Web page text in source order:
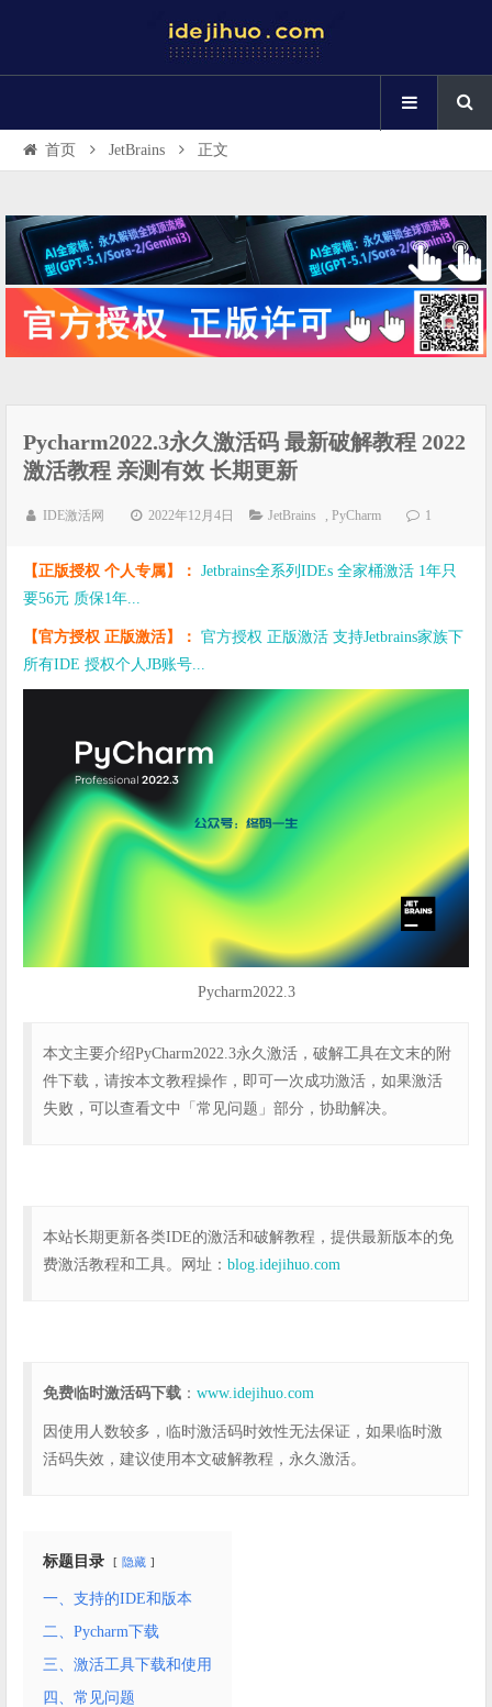
首页 JetBrains 正文
Pycharm2022.3永久激活码 最新破解教程 2022
激活教程 亲测有效 长期更新
IDE激活网 2022年12月4日 JetBrains ,PyCharm 1
【正版授权 个人专属】： Jetbrains全系列IDEs 全家桶激活 1年只
要56元 质保1年...
【官方授权 正版激活】： 官方授权 正版激活 支持Jetbrains家族下
所有IDE 授权个人JB账号...
Pycharm2022.3
本文主要介绍PyCharm2022.3永久激活，破解工具在文末的附
件下载，请按本文教程操作，即可一次成功激活，如果激活
失败，可以查看文中「常见问题」部分，协助解决。
本站长期更新各类IDE的激活和破解教程，提供最新版本的免
费激活教程和工具。网址： blog.idejihuo.com
免费临时激活码下载 ： www.idejihuo.com
因使用人数较多，临时激活码时效性无法保证，如果临时激
活码失效，建议使用本文破解教程，永久激活。
标题目录 隐藏
一、支持的IDE和版本
二、Pycharm下载
三、激活工具下载和使用
四、常见问题